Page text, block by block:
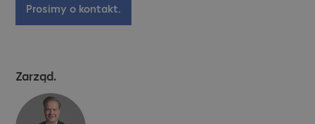
Prosimy o kontakt.
Zarząd.